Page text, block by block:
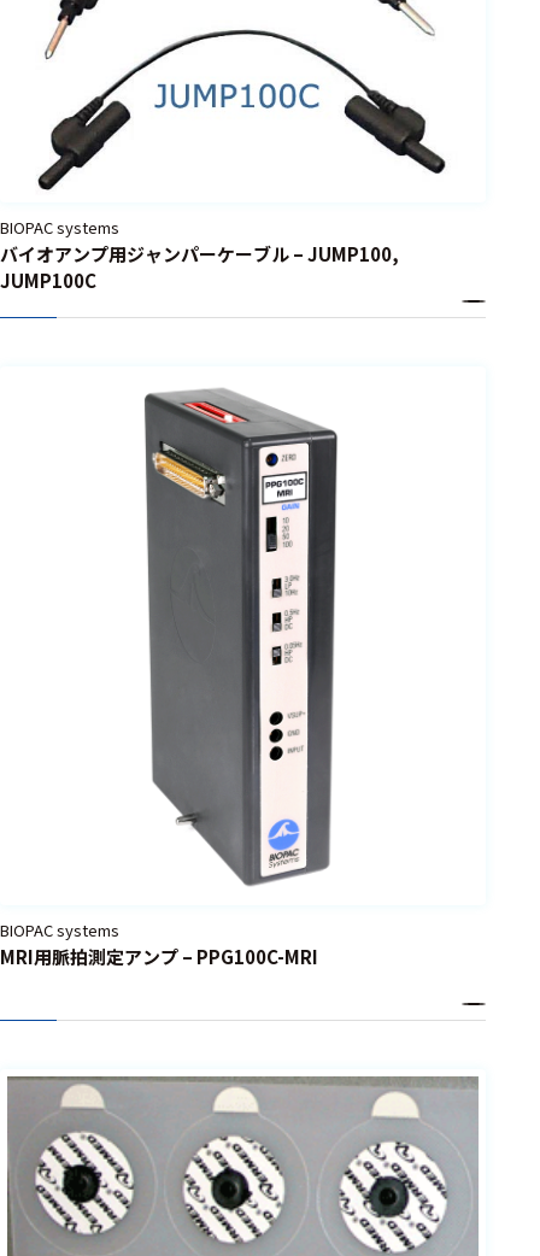
BIOPAC systems
バイオアンプ用ジャンパーケーブル – JUMP100,
JUMP100C
BIOPAC systems
MRI用脈拍測定アンプ – PPG100C-MRI